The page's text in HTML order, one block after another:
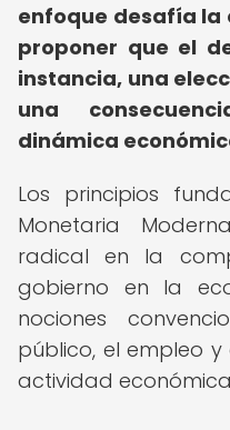
enfoque desafía la
proponer que el
instancia, una
una
dinámica
Los principios
Monetaria
radical en la
gobierno en la
nociones
público, el empleo
actividad